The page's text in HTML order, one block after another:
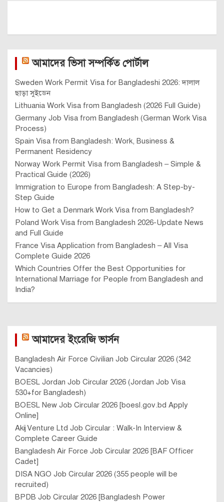
আমাদের ভিসা সম্পর্কিত পোর্টাল
Sweden Work Permit Visa for Bangladeshi 2026: দালাল
ছাড়া সুইডেন
Lithuania Work Visa from Bangladesh (2026 Full Guide)
Germany Job Visa from Bangladesh (German Work Visa
Process)
Spain Visa from Bangladesh: Work, Business &
Permanent Residency
Norway Work Permit Visa from Bangladesh – Simple &
Practical Guide (2026)
Immigration to Europe from Bangladesh: A Step-by-
Step Guide
How to Get a Denmark Work Visa from Bangladesh?
Poland Work Visa from Bangladesh 2026-Update News
and Full Guide
France Visa Application from Bangladesh – All Visa
Complete Guide 2026
Which Countries Offer the Best Opportunities for
International Marriage for People from Bangladesh and
India?
আমাদের ইংরেজি ভার্সন
Bangladesh Air Force Civilian Job Circular 2026 (342
Vacancies)
BOESL Jordan Job Circular 2026 (Jordan Job Visa
530+for Bangladesh)
BOESL New Job Circular 2026 [boesl.gov.bd Apply
Online]
Akij Venture Ltd Job Circular : Walk-In Interview &
Complete Career Guide
Bangladesh Air Force Job Circular 2026 [BAF Officer
Cadet]
DISA NGO Job Circular 2026 (355 people will be
recruited)
BPDB Job Circular 2026 [Bangladesh Power